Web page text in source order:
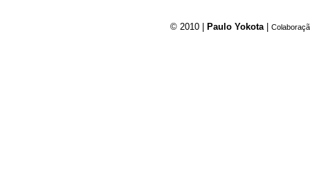
© 2010 | Paulo Yokota |